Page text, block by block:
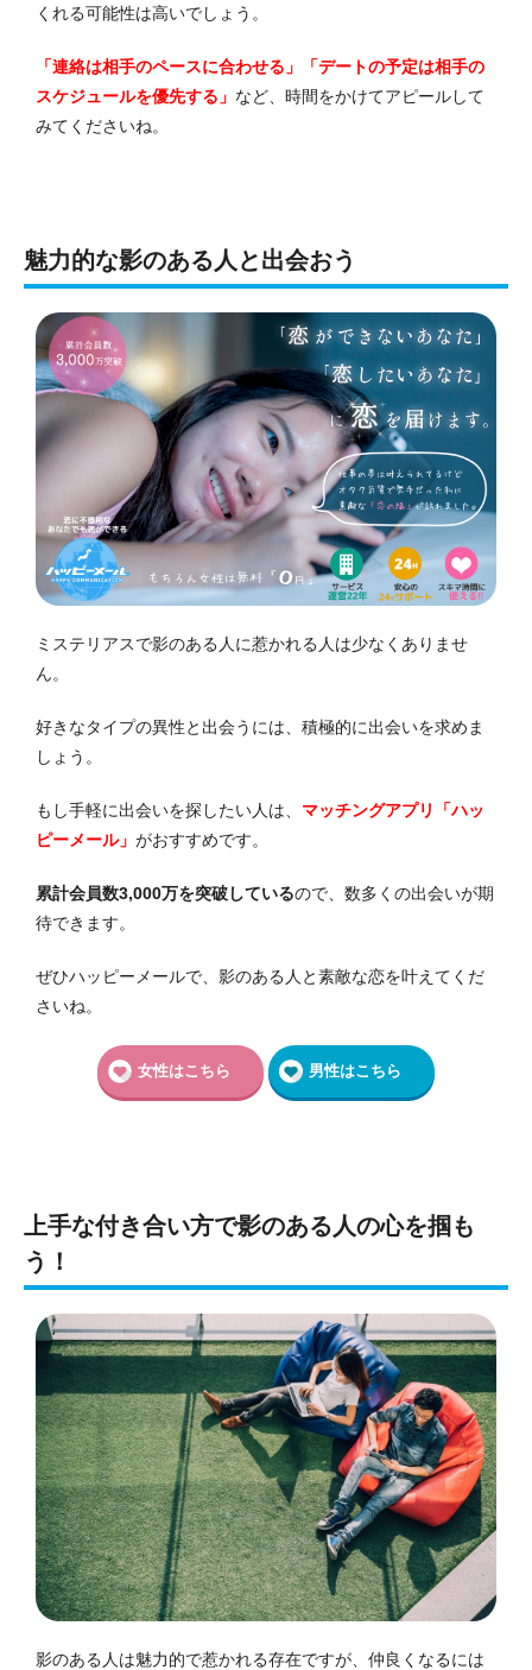
くれる可能性は高いでしょう。
「連絡は相手のペースに合わせる」「デートの予定は相手の
スケジュールを優先する」 など、時間をかけてアピールして
みてくださいね。
魅力的な影のある人と出会おう
ミステリアスで影のある人に惹かれる人は少なくありませ
ん。
好きなタイプの異性と出会うには、積極的に出会いを求めま
しょう。
もし手軽に出会いを探したい人は、 マッチングアプリ「ハッ
ピーメール」 がおすすめです。
累計会員数3,000万を突破しているので、数多くの出会いが期
待できます。
ぜひハッピーメールで、影のある人と素敵な恋を叶えてくだ
さいね。
女性はこちら 男性はこちら
上手な付き合い方で影のある人の心を掴も
う！
影のある人は魅力的で惹かれる存在ですが、仲良くなるには